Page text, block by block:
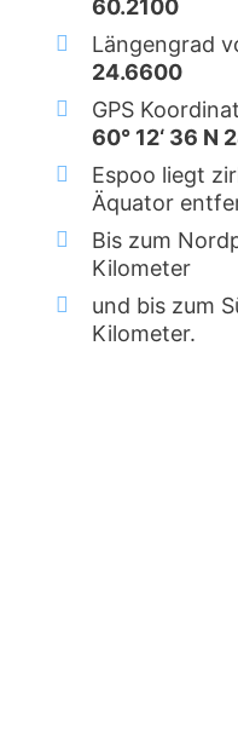
60.2100
Längengrad
24.6600
GPS
60° 12‘ 36 N
Espoo liegt
Äquator
Bis zum
Kilometer
und bis zum
Kilometer.